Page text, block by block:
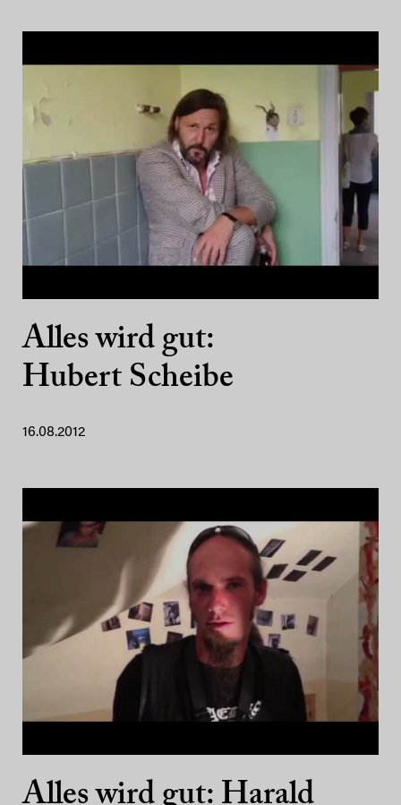
Alles wird gut:
Hubert Scheibe
16.08.2012
Alles wird gut: Harald